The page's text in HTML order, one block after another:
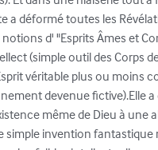
a déformé toutes les
d' "Esprits Âmes et
(simple outil des Corps
véritable plus ou moins
devenue fictive).Elle
même de Dieu à une
simple invention fantastique